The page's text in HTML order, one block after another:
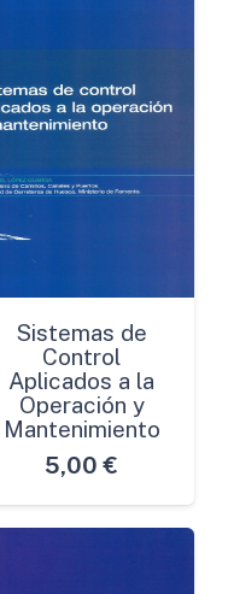
Sistemas de
Control
Aplicados a la
Operación y
Mantenimiento
5,00 €